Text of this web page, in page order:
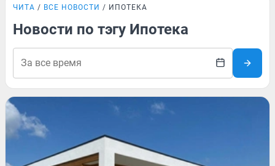
ЧИТА ВСЕ НОВОСТИ ИПОТЕКА
Новости по тэгу Ипотека